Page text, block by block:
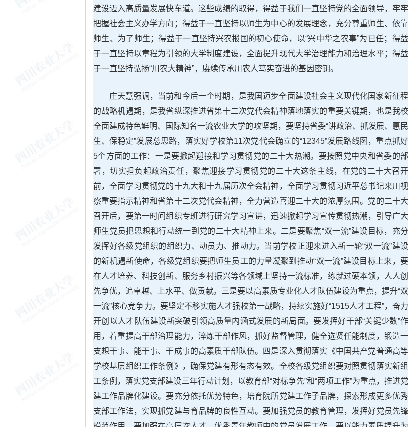
建设迈入高质量发展快车道。这些成绩的取得，得益于我们一直坚持党的全面领导，牢牢
把握社会主义办学方向；得益于一直坚持以师生为中心的发展理念，充分尊重师生、依靠
师生、为了师生；得益于一直坚持兴农报国的初心使命，以“兴中华之农事”为已任；得益
于一直坚持以章程为引领的大学制度建设，全面提升现代大学治理能力和治理水平；得益
于一直坚持弘扬“川农大精神”，赓续传承川农人笃实奋进的基因密钥。
庄天慧强调，当前和今后一个时期，是我国迈步全面建设社会主义现代化国家新征程
的战略机遇期，是我省纵深推进省第十二次党代会精神落地落实的重要关键期，也是我校
全面建成特色鲜明、国际知名一流农业大学的攻坚期，要坚持省委“讲政治、抓发展、惠民
生、保稳定”发展总思路，落实好学校第11次党代会确立的“12345”发展路线图，重点抓好
5个方面的工作：一是要掀起迎接和学习贯彻党的二十大热潮。要按照党中央和省委的部
署，切实担负起政治责任，聚焦迎接学习贯彻党的二十大这条主线，在党的二十大召开
前，全面学习贯彻党的十九大和十九届历次全会精神，全面学习贯彻习近平总书记来川视
察重要指示精神和省第十二次党代会精神，全力营造喜迎二十大的浓厚氛围。党的二十大
召开后，要第一时间组织专班进行研究学习宣讲，迅速掀起学习宣传贯彻热潮，引导广大
师生党员把思想和行动统一到党的二十大精神上来。二是要聚焦“双一流”建设目标，充分
发挥好各级党组织的组织力、动员力、推动力。当前学校正迎来进入新一轮“双一流”建设
的新机遇新使命，各级党组织要把师生员工的力量凝聚到推动“双一流”建设目标上来，要
在人才培养、科技创新、服务乡村振兴等各领域上坚持一流标准，练就过硬本领，人人创
先争优，追卓越、上水平、做贡献。三是要以高素质专业化人才队伍建设为重点，提升“双
一流”核心竞争力。要坚定不移实施人才强校第一战略，持续实施好“1515人才工程”，奋力
开创以人才队伍建设新突破引领高质量内涵式发展的新局面。要发挥好干部“关键少数”作
用，着重提高干部治理能力，淬炼干部作风，抓好监督管理，健全选贤任能制度，锻造一
支想干事、能干事、干成事的高素质干部队伍。四是深入贯彻落实《中国共产党普通高等
学校基层组织工作条例》，确保党建有形有态有效。全校各级党组织要对照贯彻落实新组
工条例，落实党支部建设三年行动计划，以教育部“对标争先”和“两项工作”为重点，推进党
建工作品牌化建设。要充分依托优势特色，培育院所党建工作子品牌，探索形成更多优秀
支部工作法，实现抓党建与育品牌的良性互动。要加强党员的教育管理，发挥好党员先锋